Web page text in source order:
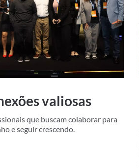
valiosas
que buscam colaborar para
e seguir crescendo.